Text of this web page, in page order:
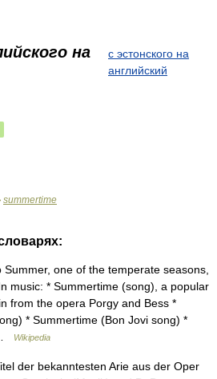
на
с эстонского на
английский
summertime
one of the temperate seasons,
music: * Summertime (song), a popular
from the opera Porgy and Bess *
* Summertime (Bon Jovi song) *
Wikipedia
der bekanntesten Arie aus der Oper